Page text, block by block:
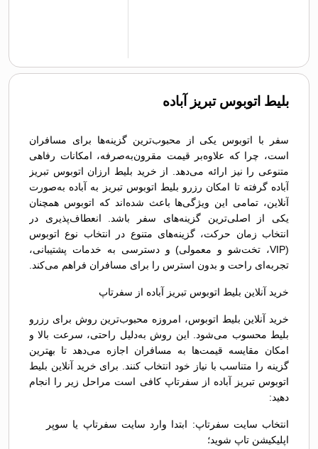
بلیط اتوبوس تبريز آباده
سفر با اتوبوس یکی از محبوب‌ترین گزینه‌ها برای مسافران
است، چرا که علاوه‌بر قیمت مقرون‌به‌صرفه، امکانات رفاهی
متنوعی را نیز ارائه می‌دهد. از خرید بلیط ارزان اتوبوس تبريز
آباده گرفته تا امکان رزرو بلیط اتوبوس تبريز به آباده به‌صورت
آنلاین، تمامی این ویژگی‌ها باعث شده‌اند که اتوبوس همچنان
یکی از اصلی‌ترین گزینه‌های سفر باشد. انعطاف‌پذیری در
انتخاب زمان حرکت، گزینه‌های متنوع در انتخاب نوع اتوبوس
(VIP، تخت‌شو و معمولی) و دسترسی به خدمات پشتیبانی،
تجربه‌ای راحت و بدون استرس را برای مسافران فراهم می‌کند.
خرید آنلاین بلیط اتوبوس تبريز آباده از سفرتاپ
خرید آنلاین بلیط اتوبوس، امروزه محبوب‌ترین روش برای رزرو
بلیط محسوب می‌شود. این روش به‌دلیل راحتی، سرعت بالا و
امکان مقایسه قیمت‌ها به مسافران اجازه می‌دهد تا بهترین
گزینه را متناسب با نیاز خود انتخاب کنند. برای خرید آنلاین بلیط
اتوبوس تبريز آباده از سفرتاپ کافی است مراحل زیر را انجام
دهید:
انتخاب سایت سفرتاپ: ابتدا وارد سایت سفرتاپ یا سوپر
اپلیکیشن تاپ شوید؛